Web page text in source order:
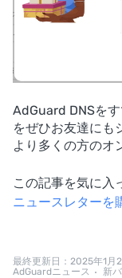
AdGuard DNSを
をぜひお友達にも
より多くの方のオ
この記事を気に入
ニュースレターを
最終更新日：2025年1月
AdGuardニュース
新